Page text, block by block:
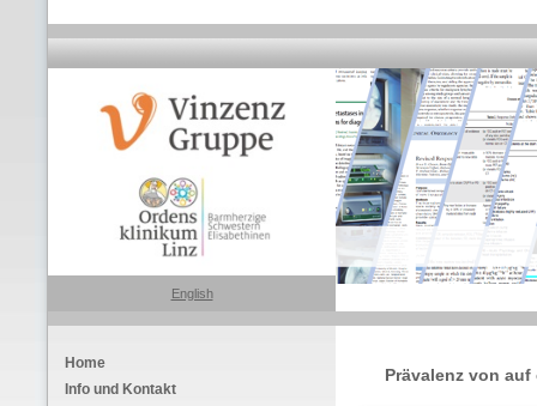
English
Home
Info und Kontakt
Prävalenz von